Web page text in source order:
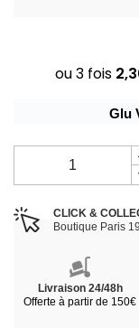
Glu
CLICK &
Boutique Paris
Livraison 24/48h
Offerte à partir de 150€